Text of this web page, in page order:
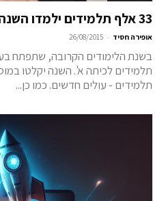
33 אלף תלמידים ילמדו השנה בנתניה
אופירה חסיד -
26/08/2015
תלמידים - עולים חדשים. כמו כן...